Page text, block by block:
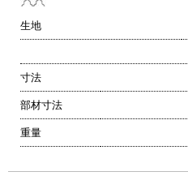
生地
寸法
部材寸法
重量